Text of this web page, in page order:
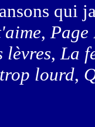
qui
, Page
lèvres,La
lourd,